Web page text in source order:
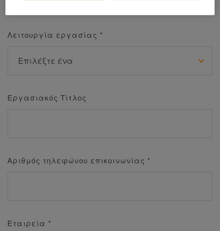
Λειτουργία εργασίας *
Εργασιακός Τίτλος
Αριθμός τηλεφώνου επικοινωνίας *
Εταιρεία *